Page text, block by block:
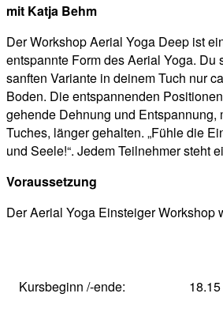
mit Katja Behm
Der Workshop Aerial Yoga Deep ist
entspannte Form des Aerial Yoga. Du
sanften Variante in deinem Tuch nur
Boden. Die entspannenden
gehende Dehnung und Entspannung,
Tuches, länger gehalten. „Fühle die
und Seele!“. Jedem Teilnehmer steht
Voraussetzung
Der Aerial Yoga Einsteiger Workshop
Kursbeginn /-ende: